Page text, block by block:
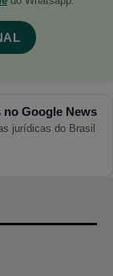
Google News
jurídicas do Brasil